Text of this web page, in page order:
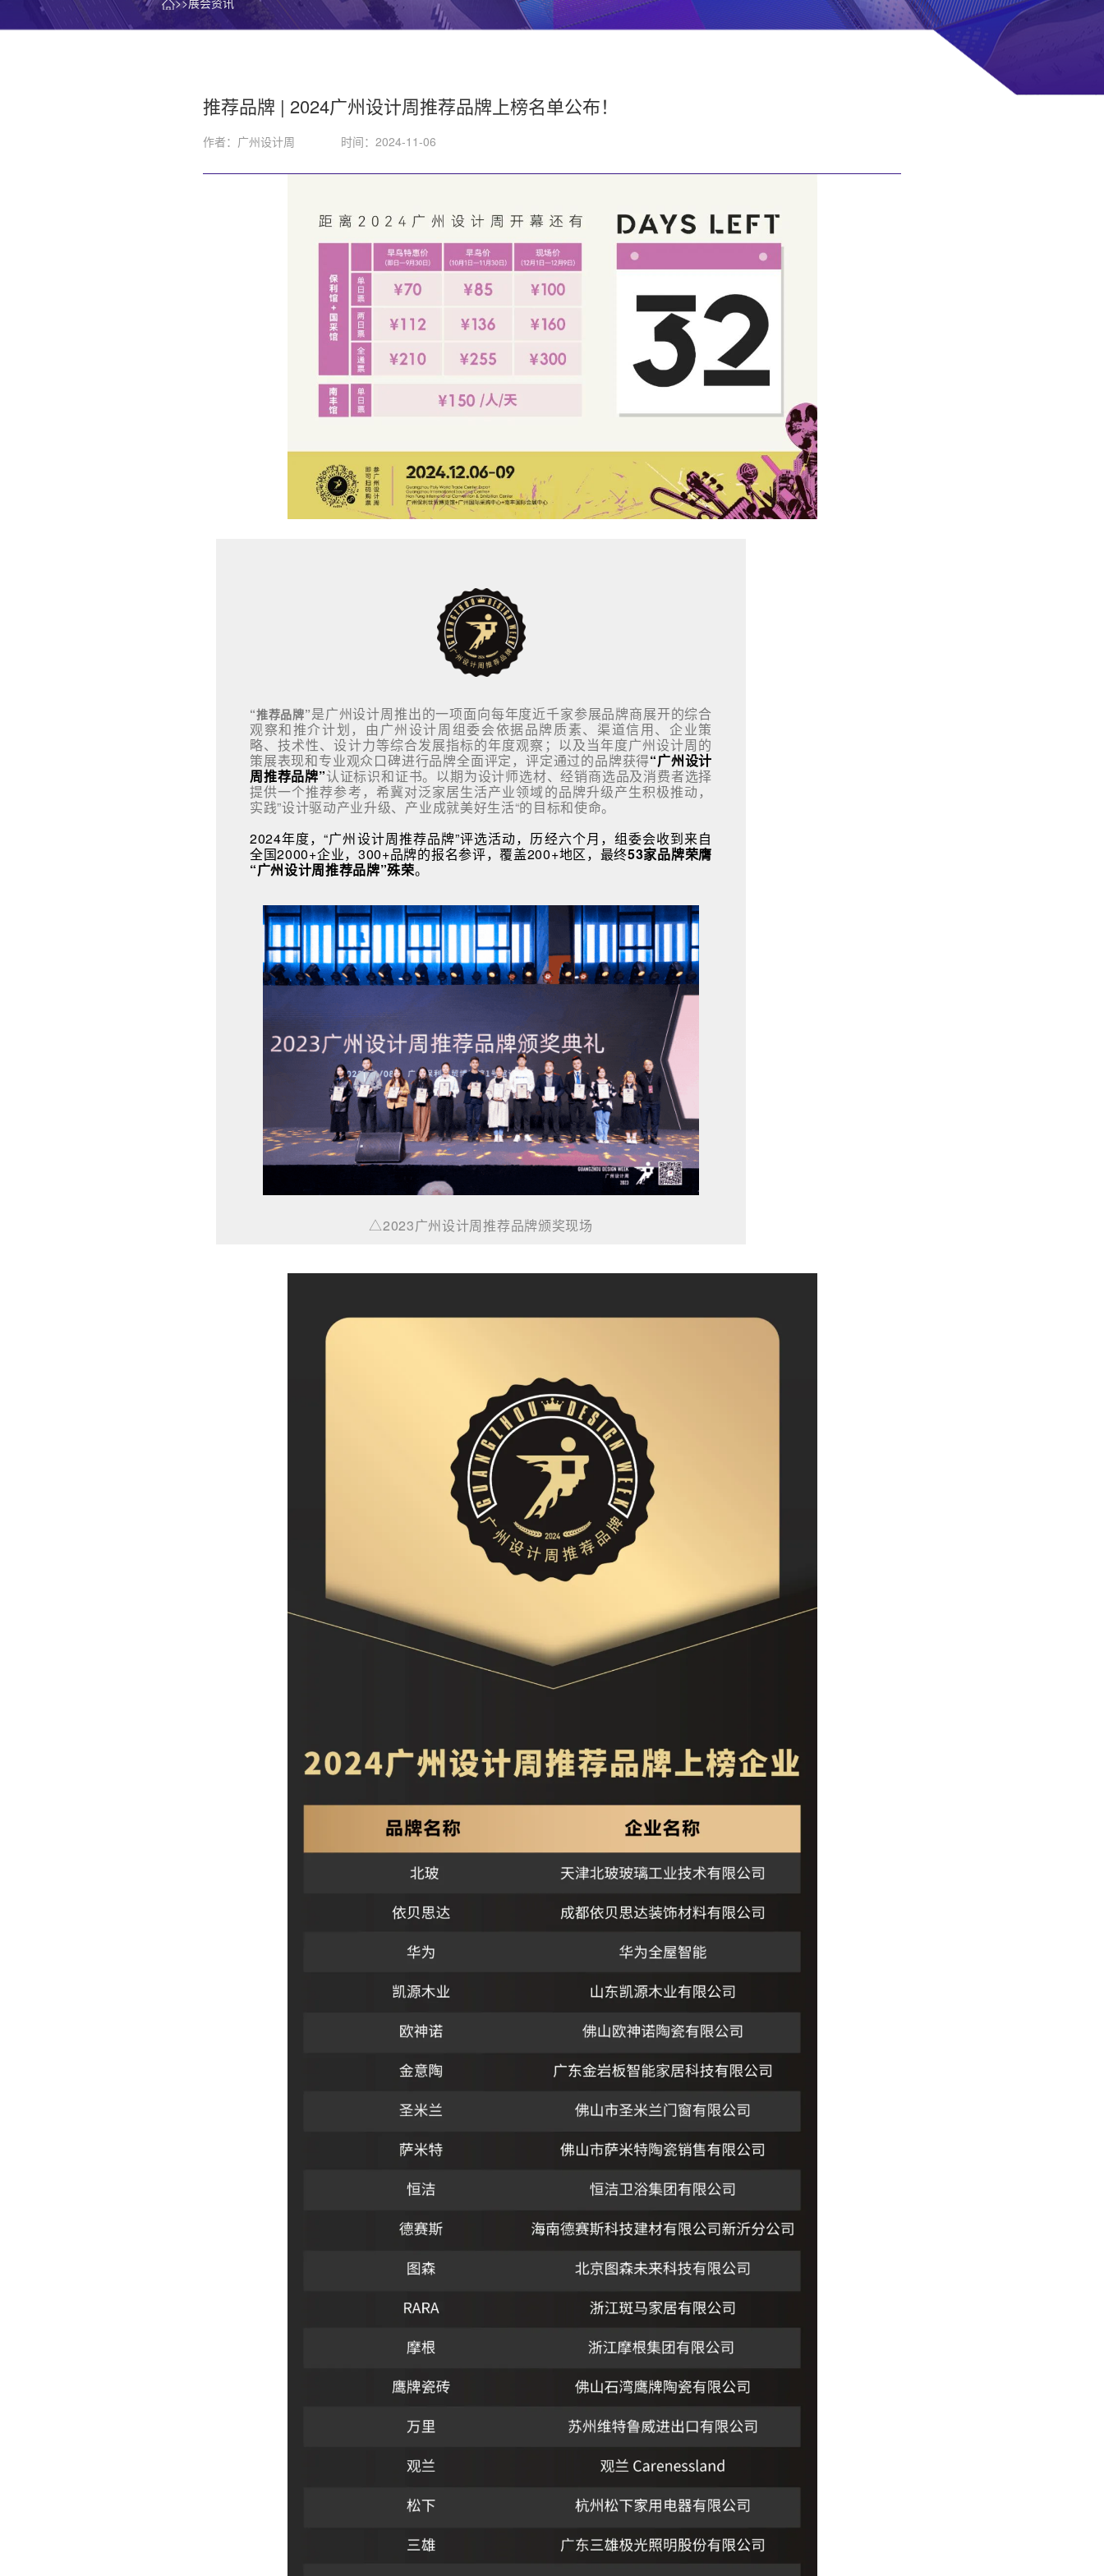
推荐品牌 | 2024广州设计周推荐品牌上榜名单公布！
作者：广州设计周 时间：2024-11-06
“推荐品牌”是广州设计周推出的一项面向每年度近千家参展品牌商展开的综合
观察和推介计划，由广州设计周组委会依据品牌质素、渠道信用、企业策
略、技术性、设计力等综合发展指标的年度观察；以及当年度广州设计周的
策展表现和专业观众口碑进行品牌全面评定，评定通过的品牌获得“广州设计
周推荐品牌”认证标识和证书。以期为设计师选材、经销商选品及消费者选择
提供一个推荐参考，希冀对泛家居生活产业领域的品牌升级产生积极推动，
实践”设计驱动产业升级、产业成就美好生活“的目标和使命。
2024年度，“广州设计周推荐品牌”评选活动，历经六个月，组委会收到来自
全国2000+企业，300+品牌的报名参评，覆盖200+地区，最终53家品牌荣膺
“广州设计周推荐品牌”殊荣。
△2023广州设计周推荐品牌颁奖现场